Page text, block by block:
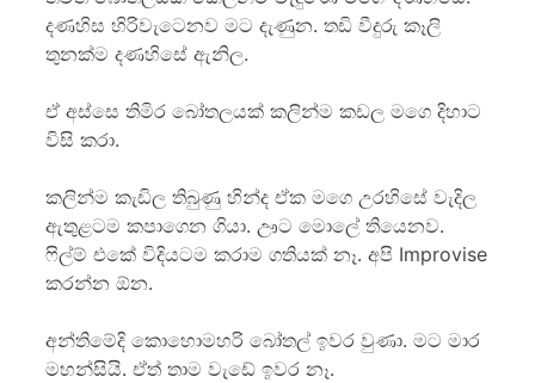
දණහිස හිරිවැටෙනව මට දැණුන. තඩි වීදුරු කෑලි
තුනක්ම දණහිසේ ඇනිල.
ඒ අස්සෙ තිමිර බෝතලයක් කලින්ම කඩල මගෙ දිහාට
විසි කරා.
කලින්ම කැඩිල තිබුණු හින්ද ඒක මගෙ උරහිසේ වැදිල
ඇතුළටම කපාගෙන ගියා. ඌට මොලේ තියෙනව.
ෆිල්ම් එකේ විදියටම කරාම ගතියක් නෑ. අපි Improvise
කරන්න ඕන.
අන්තිමේදි කොහොමහරි බෝතල් ඉවර වුණා. මට මාර
මහන්සියි. ඒත් තාම වැඩේ ඉවර නෑ.